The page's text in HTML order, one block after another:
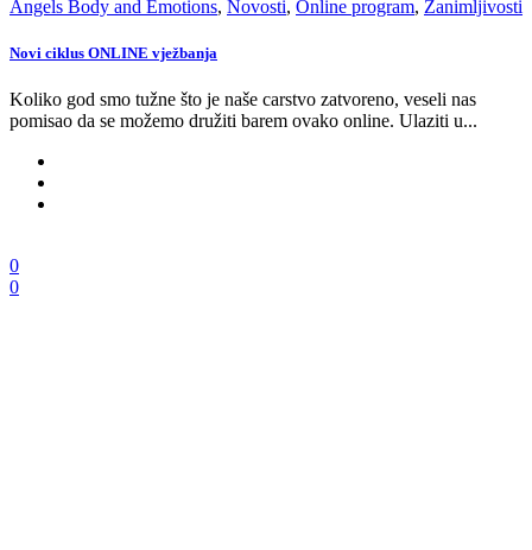
Angels Body and Emotions, Novosti, Online program, Zanimljivosti
Novi ciklus ONLINE vježbanja
Koliko god smo tužne što je naše carstvo zatvoreno, veseli nas
pomisao da se možemo družiti barem ovako online. Ulaziti u...
0
0